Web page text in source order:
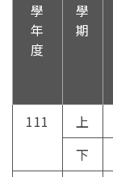
學
年
度
學
期
111 上
下